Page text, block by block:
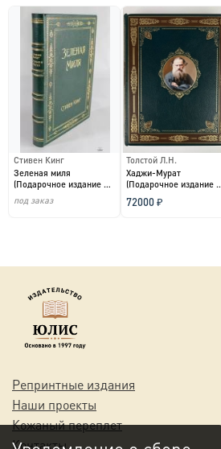
Стивен Кинг
Зеленая миля
(Подарочное издание в
под заказ
Толстой Л.Н.
Хаджи-Мурат
(Подарочное издание в
кожаном переплете)...
72000 ₽
Репринтные издания
Наши проекты
Кожаный переплет
Контакты